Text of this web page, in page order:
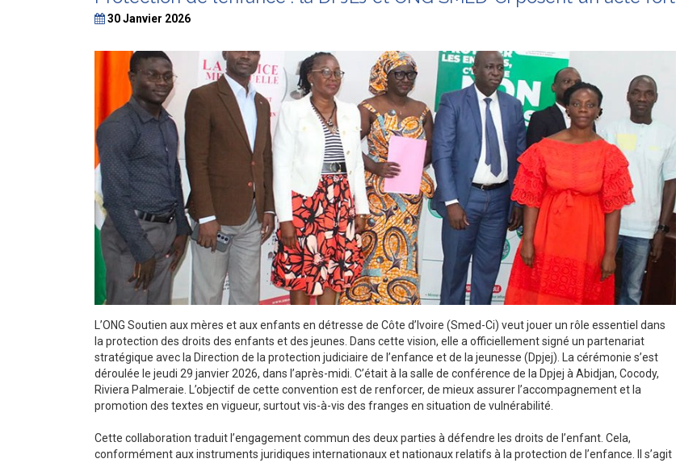
30 Janvier 2026
L’ONG Soutien aux mères et aux enfants en détresse de Côte d’Ivoire (Smed-Ci) veut jouer un rôle essentiel dans
la protection des droits des enfants et des jeunes. Dans cette vision, elle a officiellement signé un partenariat
stratégique avec la Direction de la protection judiciaire de l’enfance et de la jeunesse (Dpjej). La cérémonie s’est
déroulée le jeudi 29 janvier 2026, dans l’après-midi. C’était à la salle de conférence de la Dpjej à Abidjan, Cocody,
Riviera Palmeraie. L’objectif de cette convention est de renforcer, de mieux assurer l’accompagnement et la
promotion des textes en vigueur, surtout vis-à-vis des franges en situation de vulnérabilité.
Cette collaboration traduit l’engagement commun des deux parties à défendre les droits de l’enfant. Cela,
conformément aux instruments juridiques internationaux et nationaux relatifs à la protection de l’enfance. Il s’agit